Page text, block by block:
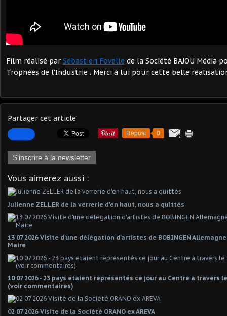
Film réalisé par Sébastien Fovelle de la Société BAJOU Média
Trophées de l'Industrie . Merci à lui pour cette belle
Partager cet article
Repost 0
S'inscrire à la newsletter
Vous aimerez aussi :
Julienne ZELLER de la verrerie d'en haut, nous a quittés
13 07 2026 Visite d'une délégation d'artistes de BOBINGEN
Maire
10 07 2026 - 23 pays étaient représentés ce jour au Centre à travers le
(voir commentaires)
02 07 2026 Visite de la Société ORANO ex AREVA